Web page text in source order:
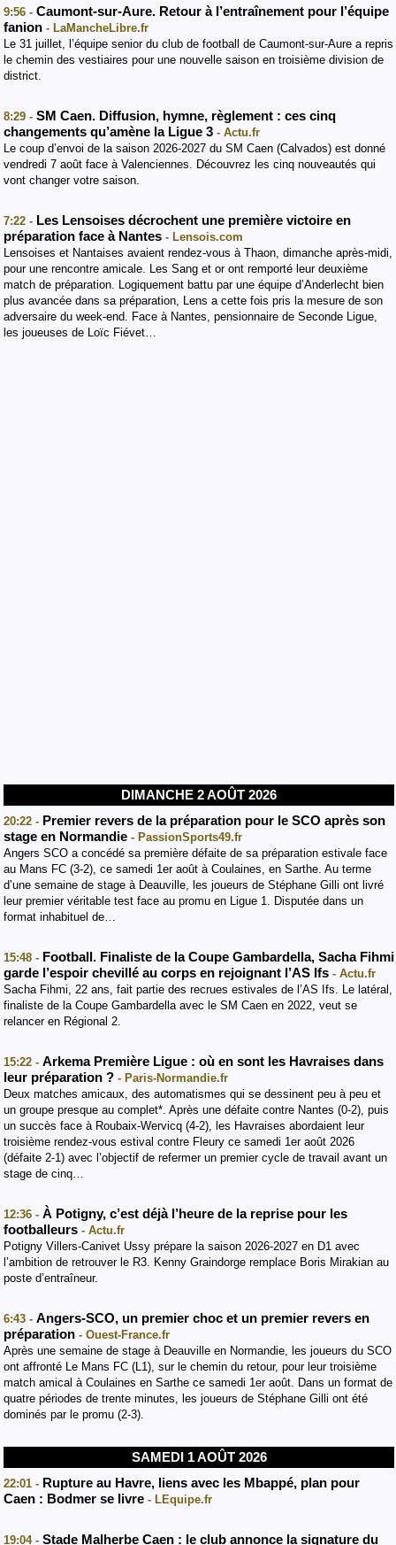
9:56 - Caumont-sur-Aure. Retour à l’entraînement pour l’équipe
fanion - LaMancheLibre.fr
Le 31 juillet, l’équipe senior du club de football de Caumont-sur-Aure a repris
le chemin des vestiaires pour une nouvelle saison en troisième division de
district.
8:29 - SM Caen. Diffusion, hymne, règlement : ces cinq
changements qu’amène la Ligue 3 - Actu.fr
Le coup d’envoi de la saison 2026-2027 du SM Caen (Calvados) est donné
vendredi 7 août face à Valenciennes. Découvrez les cinq nouveautés qui
vont changer votre saison.
7:22 - Les Lensoises décrochent une première victoire en
préparation face à Nantes - Lensois.com
Lensoises et Nantaises avaient rendez-vous à Thaon, dimanche après-midi,
pour une rencontre amicale. Les Sang et or ont remporté leur deuxième
match de préparation. Logiquement battu par une équipe d’Anderlecht bien
plus avancée dans sa préparation, Lens a cette fois pris la mesure de son
adversaire du week-end. Face à Nantes, pensionnaire de Seconde Ligue,
les joueuses de Loïc Fiévet…
DIMANCHE 2 AOÛT 2026
20:22 - Premier revers de la préparation pour le SCO après son
stage en Normandie - PassionSports49.fr
Angers SCO a concédé sa première défaite de sa préparation estivale face
au Mans FC (3-2), ce samedi 1er août à Coulaines, en Sarthe. Au terme
d’une semaine de stage à Deauville, les joueurs de Stéphane Gilli ont livré
leur premier véritable test face au promu en Ligue 1. Disputée dans un
format inhabituel de…
15:48 - Football. Finaliste de la Coupe Gambardella, Sacha Fihmi
garde l’espoir chevillé au corps en rejoignant l’AS Ifs - Actu.fr
Sacha Fihmi, 22 ans, fait partie des recrues estivales de l’AS Ifs. Le latéral,
finaliste de la Coupe Gambardella avec le SM Caen en 2022, veut se
relancer en Régional 2.
15:22 - Arkema Première Ligue : où en sont les Havraises dans
leur préparation ? - Paris-Normandie.fr
Deux matches amicaux, des automatismes qui se dessinent peu à peu et
un groupe presque au complet*. Après une défaite contre Nantes (0-2), puis
un succès face à Roubaix-Wervicq (4-2), les Havraises abordaient leur
troisième rendez-vous estival contre Fleury ce samedi 1er août 2026
(défaite 2-1) avec l’objectif de refermer un premier cycle de travail avant un
stage de cinq…
12:36 - À Potigny, c’est déjà l’heure de la reprise pour les
footballeurs - Actu.fr
Potigny Villers-Canivet Ussy prépare la saison 2026-2027 en D1 avec
l’ambition de retrouver le R3. Kenny Graindorge remplace Boris Mirakian au
poste d’entraîneur.
6:43 - Angers-SCO, un premier choc et un premier revers en
préparation - Ouest-France.fr
Après une semaine de stage à Deauville en Normandie, les joueurs du SCO
ont affronté Le Mans FC (L1), sur le chemin du retour, pour leur troisième
match amical à Coulaines en Sarthe ce samedi 1er août. Dans un format de
quatre périodes de trente minutes, les joueurs de Stéphane Gilli ont été
dominés par le promu (2-3).
SAMEDI 1 AOÛT 2026
22:01 - Rupture au Havre, liens avec les Mbappé, plan pour
Caen : Bodmer se livre - LEquipe.fr
19:04 - Stade Malherbe Caen : le club annonce la signature du